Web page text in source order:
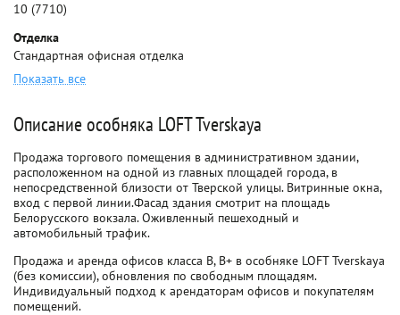
10 (7710)
Отделка
Стандартная офисная отделка
Показать все
Описание особняка LOFT Tverskaya
Продажа торгового помещения в административном здании,
расположенном на одной из главных площадей города, в
непосредственной близости от Тверской улицы. Витринные окна,
вход с первой линии.Фасад здания смотрит на площадь
Белорусского вокзала. Оживленный пешеходный и
автомобильный трафик.
Продажа и аренда офисов класса B, B+ в особняке LOFT Tverskaya
(без комиссии), обновления по свободным площадям.
Индивидуальный подход к арендаторам офисов и покупателям
помещений.